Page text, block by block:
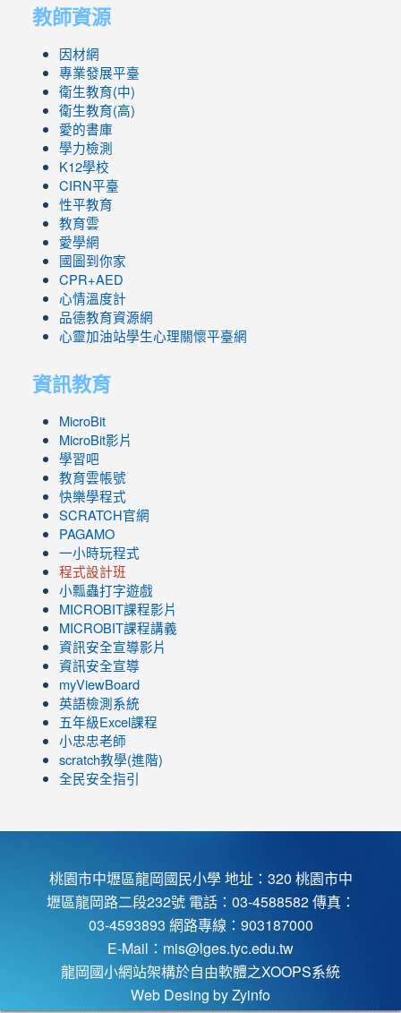
教師資源
因材網
專業發展平臺
衛生教育(中)
衛生教育(高)
愛的書庫
學力檢測
K12學校
CIRN平臺
性平教育
教育雲
愛學網
國圖到你家
CPR+AED
心情溫度計
品德教育資源網
心靈加油站學生心理關懷平臺網
資訊教育
MicroBit
MicroBit影片
學習吧
教育雲帳號
快樂學程式
SCRATCH官網
PAGAMO
一小時玩程式
程式設計班
小瓢蟲打字遊戲
link
to
https://www.youtube.com/channel/UC8LghzcV5-
ZBGmXwlbUndNA/videos?
view=0&sort=dd&shelf_id=0
MICROBIT課程影片
link
to
https://www.youtube.com/channel/UC8LghzcV5-
ZBGmXwlbUndNA/videos?
view=0&sort=dd&shelf_id=0
MICROBIT課程講義
資訊安全宣導影片
資訊安全宣導
myViewBoard
英語檢測系統
五年級Excel課程
小忠忠老師
scratch教學(進階)
全民安全指引
桃園市中壢區龍岡國民小學 地址：320 桃園市中
壢區龍岡路二段232號 電話：03-4588582 傳真：
03-4593893 網路專線：903187000
E-Mail： mis@lges.tyc.edu.tw
龍岡國小網站架構於自由軟體之XOOPS系統
Web Desing by Zyinfo